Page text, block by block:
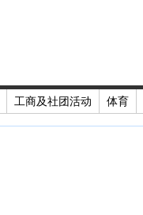
工商及社团活动 体育